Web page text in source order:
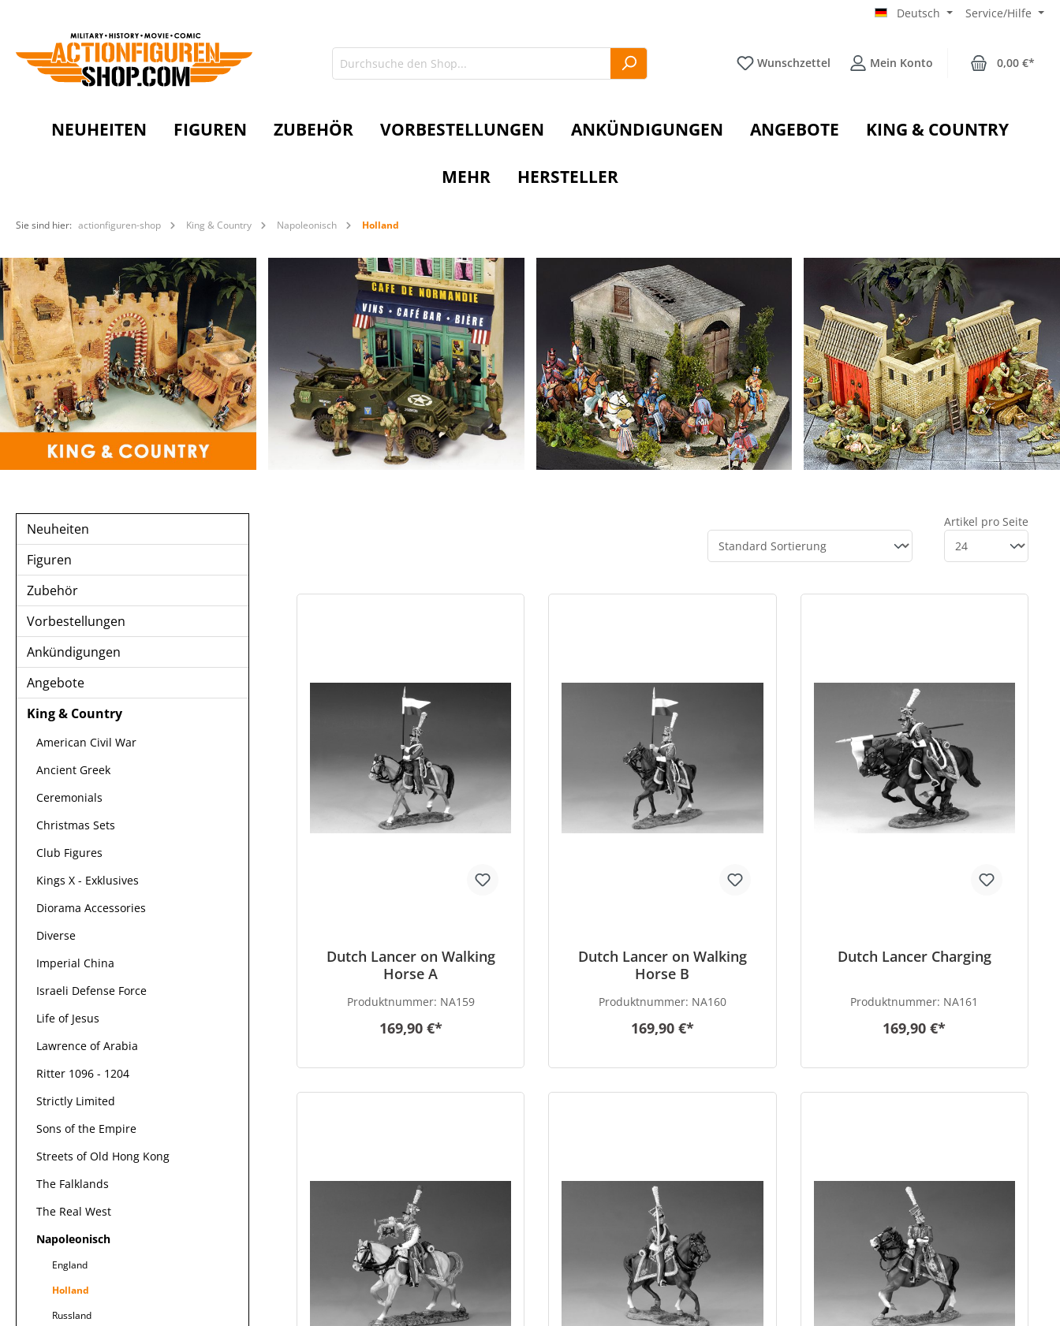
Deutsch Service/Hilfe
Wunschzettel Mein Konto 0,00 €*
NEUHEITEN FIGUREN ZUBEHÖR VORBESTELLUNGEN ANKÜNDIGUNGEN ANGEBOTE KING & COUNTRY
MEHR HERSTELLER
Sie sind hier: actionfiguren-shop King & Country Napoleonisch Holland
Neuheiten
Figuren
Zubehör
Vorbestellungen
Ankündigungen
Angebote
King & Country
American Civil War
Ancient Greek
Ceremonials
Christmas Sets
Club Figures
Kings X - Exklusives
Diorama Accessories
Diverse
Imperial China
Israeli Defense Force
Life of Jesus
Lawrence of Arabia
Ritter 1096 - 1204
Strictly Limited
Sons of the Empire
Streets of Old Hong Kong
The Falklands
The Real West
Napoleonisch
England
Holland
Russland
Artikel pro Seite
Dutch Lancer on Walking
Horse A
Produktnummer: NA159
169,90 €*
Dutch Lancer on Walking
Horse B
Produktnummer: NA160
169,90 €*
Dutch Lancer Charging
Produktnummer: NA161
169,90 €*